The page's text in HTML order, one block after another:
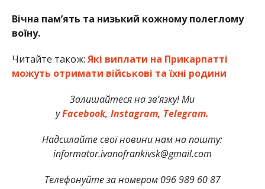
Вічна пам’ять та низький кожному полеглому
воїну.
Читайте також: Які виплати на Прикарпатті
можуть отримати військові та їхні родини
Залишайтеся на зв’язку! Ми
уFacebook, Instagram, Telegram.
Надсилайте свої новини нам на пошту:
informator.ivanofrankivsk@gmail.com
Телефонуйте за номером 096 989 60 87